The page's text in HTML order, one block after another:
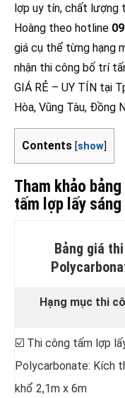
lợp uy tín, chất lượng
Hoàng theo hotline
giá cụ thể từng hạng
nhận thi công bố trí
GIÁ RẺ – UY TÍN tại
Hòa, Vũng Tàu, Đồng
Contents [show]
Tham khảo
tấm lợp lấy sáng
Bảng giá
Hạng mục thi
☑️ Thi công tấm lợp
Polycarbonate: Kích
khổ 2,1m x 6m